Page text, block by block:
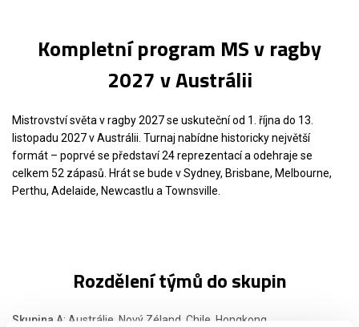
Kompletní program MS v ragby
2027 v Austrálii
Mistrovství světa v ragby 2027 se uskuteční od 1. října do 13.
listopadu 2027 v Austrálii. Turnaj nabídne historicky největší
formát – poprvé se představí 24 reprezentací a odehraje se
celkem 52 zápasů. Hrát se bude v Sydney, Brisbane, Melbourne,
Perthu, Adelaide, Newcastlu a Townsville.
Rozdělení týmů do skupin
Skupina A: Austrálie, Nový Zéland, Chile, Hongkong